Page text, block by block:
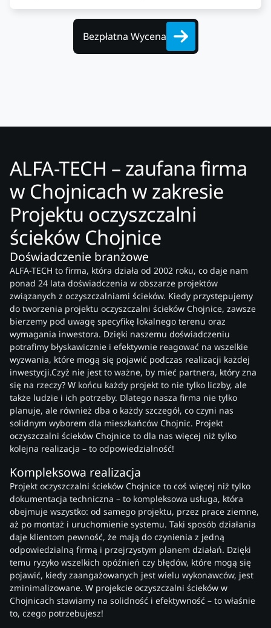
Bezpłatna Wycena
ALFA-TECH – zaufana firma
w Chojnicach w zakresie
Projektu oczyszczalni
ścieków Chojnice
Doświadczenie branżowe
ALFA-TECH to firma, która działa od 2002 roku, co daje nam
ponad 24 lata doświadczenia w obszarze projektów
związanych z oczyszczalniami ścieków. Kiedy przystępujemy
do tworzenia projektu oczyszczalni ścieków Chojnice, zawsze
bierzemy pod uwagę specyfikę lokalnego terenu oraz
wymagania inwestora. Dzięki naszemu doświadczeniu
potrafimy błyskawicznie i efektywnie reagować na wszelkie
wyzwania, które mogą się pojawić podczas realizacji każdej
inwestycji.Czyż nie jest to ważne, by mieć partnera, który zna
się na rzeczy? W końcu każdy projekt to nie tylko liczby, ale
także ludzie i ich potrzeby. Dlatego nasza firma nie tylko
planuje, ale również dba o każdy szczegół, co czyni nas
solidnym wyborem dla mieszkańców Chojnic. Projekt
oczyszczalni ścieków Chojnice to dla nas więcej niż tylko
kolejna realizacja – to odpowiedzialność!
Kompleksowa realizacja
Projekt oczyszczalni ścieków Chojnice to coś więcej niż tylko
dokumentacja techniczna – to kompleksowa usługa, która
obejmuje wszystko: od samego projektu, przez prace ziemne,
aż po montaż i uruchomienie systemu. Taki sposób działania
daje klientom pewność, że mają do czynienia z jedną
odpowiedzialną firmą i przejrzystym planem działań. Dzięki
temu ryzyko wszelkich opóźnień czy błędów, które mogą się
pojawić, kiedy zaangażowanych jest wielu wykonawców, jest
zminimalizowane. W projekcie oczyszczalni ścieków w
Chojnicach stawiamy na solidność i efektywność – to właśnie
to, czego potrzebujesz!